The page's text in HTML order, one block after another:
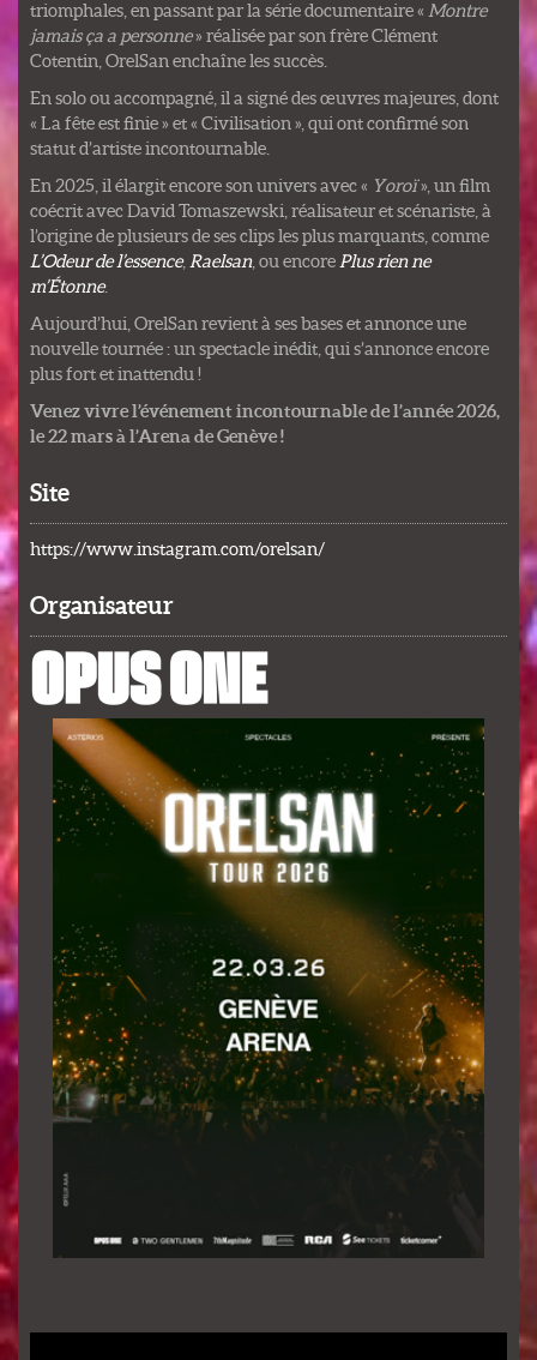
triomphales, en passant par la série documentaire « Montre
jamais ça a personne» réalisée par son frère Clément
Cotentin, OrelSan enchaîne les succès.
En solo ou accompagné, il a signé des œuvres majeures, dont
« La fête est finie » et « Civilisation », qui ont confirmé son
statut d’artiste incontournable.
En 2025, il élargit encore son univers avec « Yoroï», un film
coécrit avec David Tomaszewski, réalisateur et scénariste, à
l’origine de plusieurs de ses clips les plus marquants, comme
L’Odeur de l’essence, Raelsan, ou encore Plus rien ne
m’Étonne.
Aujourd’hui, OrelSan revient à ses bases et annonce une
nouvelle tournée : un spectacle inédit, qui s’annonce encore
plus fort et inattendu !
Venez vivre l’événement incontournable de l’année 2026,
le 22 mars à l’Arena de Genève !
Site
https://www.instagram.com/orelsan/
Organisateur